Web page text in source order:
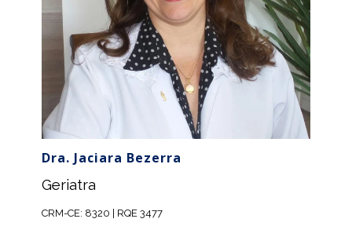
Dra. Jaciara Bezerra
Geriatra
CRM-CE: 8320 | RQE 3477